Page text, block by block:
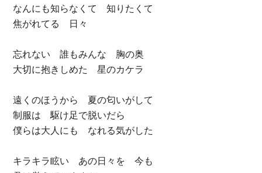
なんにも知らなくて 知りたくて
焦がれてる 日々
忘れない 誰もみんな 胸の奥
大切に抱きしめた 星のカケラ
遠くのほうから 夏の匂いがして
制服は 駆け足で脱いだら
僕らは大人にも なれる気がした
キラキラ眩い あの日々を 今も